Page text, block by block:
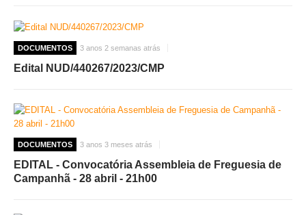
O GABINETE
APOIO AOS DESEMPREGADOS
APOIO ÀS EMPRESAS
CONTACTOS
DOCUMENTOS 3 anos 2 semanas atrás
Edital NUD/440267/2023/CMP
DOCUMENTOS 3 anos 3 meses atrás
EDITAL - Convocatória Assembleia de Freguesia de
Campanhã - 28 abril - 21h00